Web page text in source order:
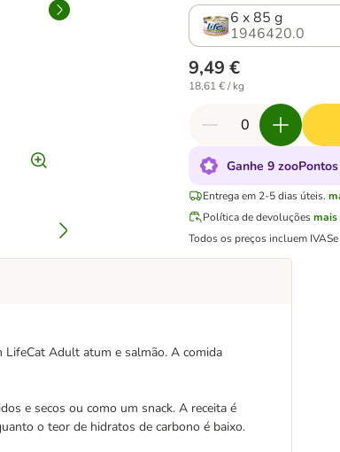
6 x 85 g
1946420.0
9,49 €
18,61 € / kg
Ganhe 9
Entrega em 2-5 dias úteis.
Política de devoluções mais
Todos os preços incluem IVA
LifeCat Adult atum e salmão. A comida
e secos ou como um snack. A receita é
o teor de hidratos de carbono é baixo.